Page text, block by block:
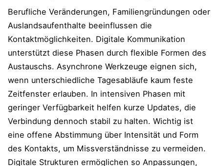
Berufliche Veränderungen, Familiengründungen oder
Auslandsaufenthalte beeinflussen die
Kontaktmöglichkeiten. Digitale Kommunikation
unterstützt diese Phasen durch flexible Formen des
Austauschs. Asynchrone Werkzeuge eignen sich,
wenn unterschiedliche Tagesabläufe kaum feste
Zeitfenster erlauben. In intensiven Phasen mit
geringer Verfügbarkeit helfen kurze Updates, die
Verbindung dennoch stabil zu halten. Wichtig ist
eine offene Abstimmung über Intensität und Form
des Kontakts, um Missverständnisse zu vermeiden.
Digitale Strukturen ermöglichen so Anpassungen,